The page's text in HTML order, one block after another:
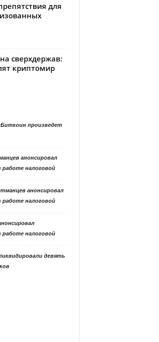
для
сверхдержав:
криптомир
произведет
анонсировал
налоговой
анонсировал
налоговой
налоговой
девять